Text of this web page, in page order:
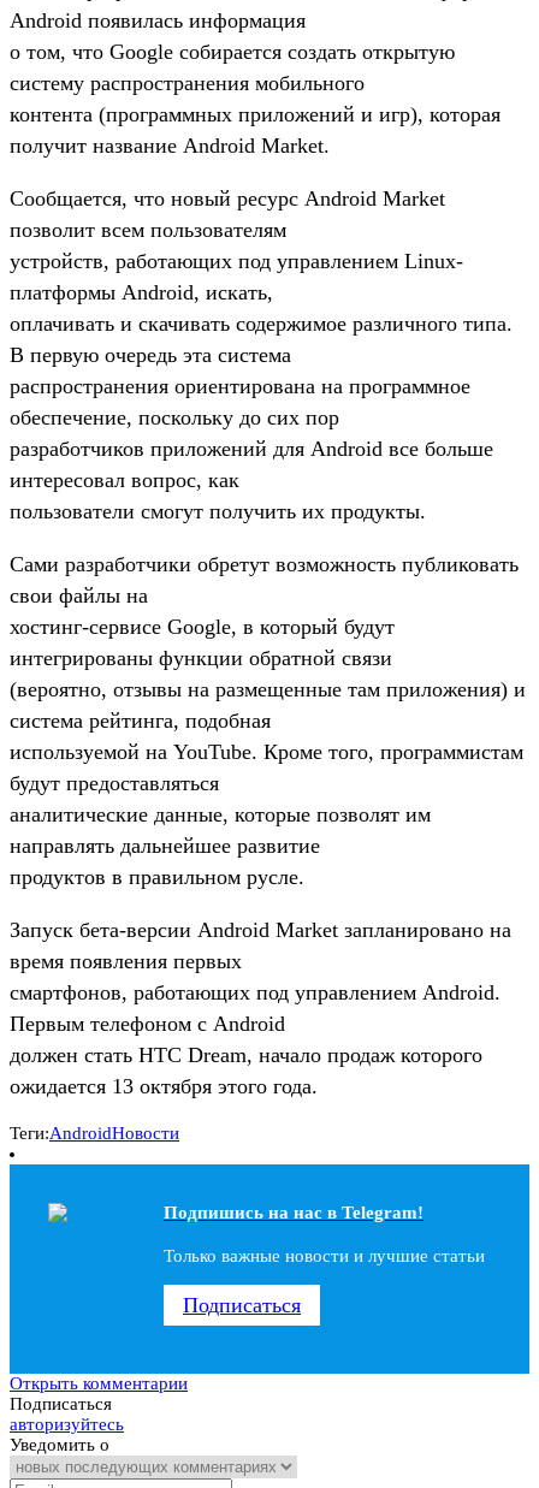
Android появилась информация
о том, что Google собирается создать открытую
систему распространения мобильного
контента (программных приложений и игр), которая
получит название Android Market.
Сообщается, что новый ресурс Android Market
позволит всем пользователям
устройств, работающих под управлением Linux-
платформы Android, искать,
оплачивать и скачивать содержимое различного типа.
В первую очередь эта система
распространения ориентирована на программное
обеспечение, поскольку до сих пор
разработчиков приложений для Android все больше
интересовал вопрос, как
пользователи смогут получить их продукты.
Сами разработчики обретут возможность публиковать
свои файлы на
хостинг-сервисе Google, в который будут
интегрированы функции обратной связи
(вероятно, отзывы на размещенные там приложения) и
система рейтинга, подобная
используемой на YouTube. Кроме того, программистам
будут предоставляться
аналитические данные, которые позволят им
направлять дальнейшее развитие
продуктов в правильном русле.
Запуск бета-версии Android Market запланировано на
время появления первых
смартфонов, работающих под управлением Android.
Первым телефоном с Android
должен стать HTC Dream, начало продаж которого
ожидается 13 октября этого года.
Теги:AndroidНовости
Подпишись на наc в Telegram!
Только важные новости и лучшие статьи
Подписаться
Открыть комментарии
Подписаться
авторизуйтесь
Уведомить о